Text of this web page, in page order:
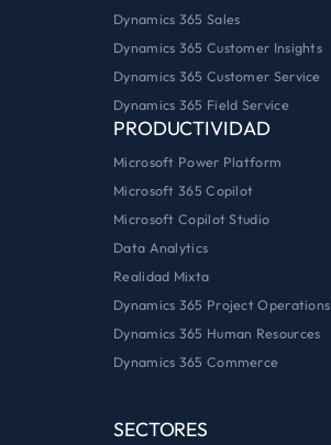
Dynamics 365 Sales
Dynamics 365 Customer Insights
Dynamics 365 Customer Service
Dynamics 365 Field Service
PRODUCTIVIDAD
Microsoft Power Platform
Microsoft 365 Copilot
Microsoft Copilot Studio
Data Analytics
Realidad Mixta
Dynamics 365 Project Operations
Dynamics 365 Human Resources
Dynamics 365 Commerce
SECTORES